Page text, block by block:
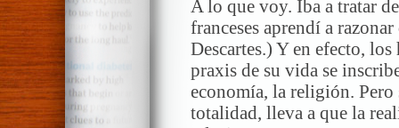
A lo que voy. Iba a tratar
franceses aprendí a
Descartes.) Y en efecto,
praxis de su vida se
economía, la religión. Pero
totalidad, lleva a que la